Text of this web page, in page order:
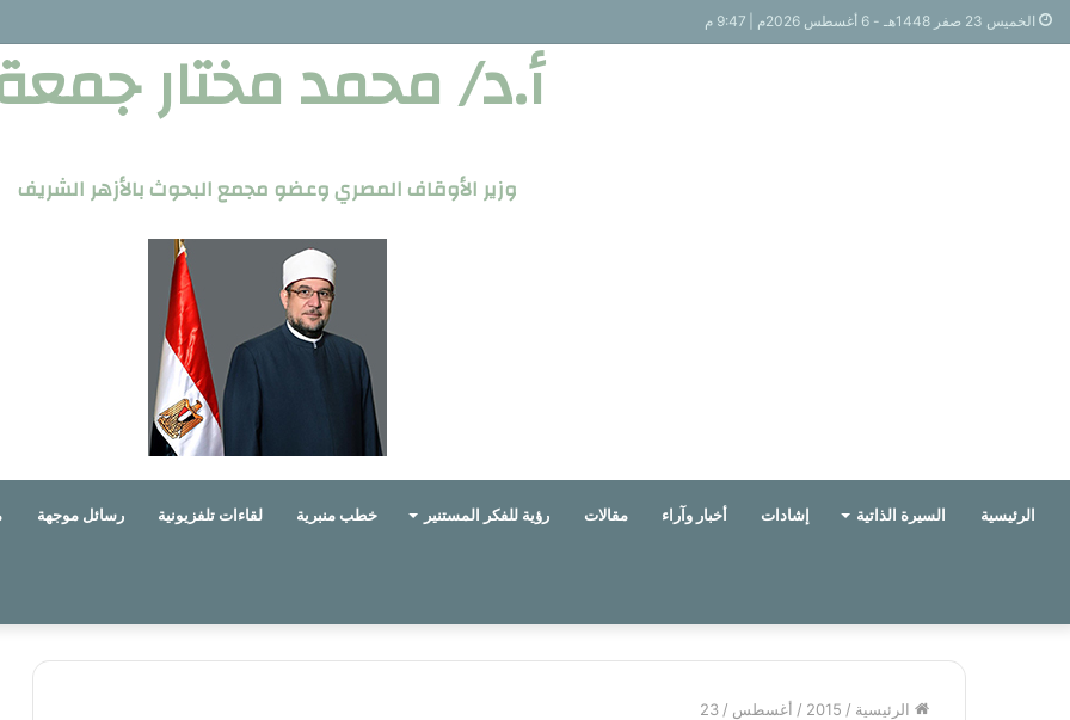
الخميس 23 صفر 1448هـ - 6 أغسطس 2026م | 9:47 م
أ.د/ محمد مختار
وزير الأوقاف المصري وعضو مجمع البحوث بالأزهر الشريف
الرئيسية السيرة الذاتية إشادات أخبار وآراء مقالات رؤية للفكر المستنير خطب منبرية لقاءات تلفزيونية رسائل موجهة
الرئيسية /
2015
/ أغسطس /
23